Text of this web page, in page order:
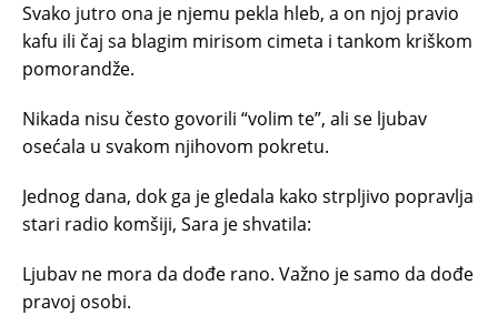
Svako jutro ona je njemu pekla hleb, a on njoj pravio
kafu ili čaj sa blagim mirisom cimeta i tankom kriškom
pomorandže.
Nikada nisu često govorili “volim te”, ali se ljubav
osećala u svakom njihovom pokretu.
Jednog dana, dok ga je gledala kako strpljivo popravlja
stari radio komšiji, Sara je shvatila:
Ljubav ne mora da dođe rano. Važno je samo da dođe
pravoj osobi.